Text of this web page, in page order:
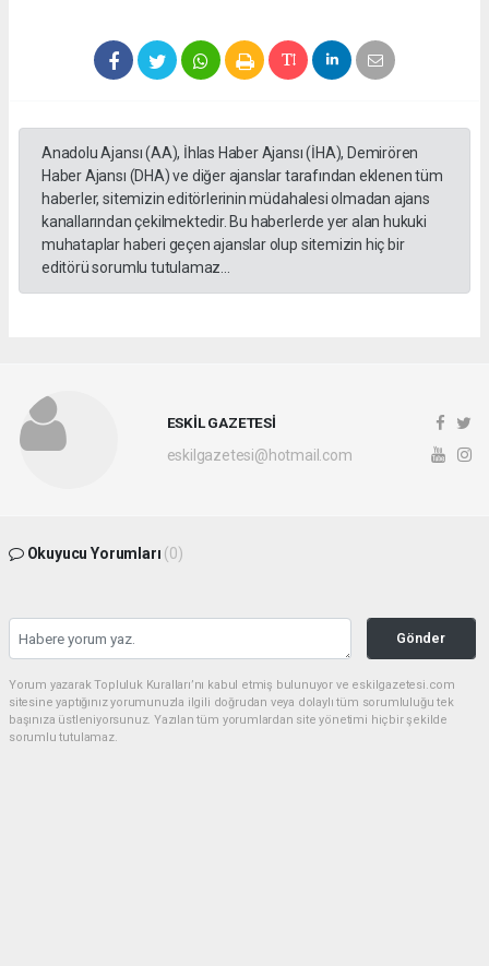
Anadolu Ajansı (AA), İhlas Haber Ajansı (İHA), Demirören
Haber Ajansı (DHA) ve diğer ajanslar tarafından eklenen tüm
haberler, sitemizin editörlerinin müdahalesi olmadan ajans
kanallarından çekilmektedir. Bu haberlerde yer alan hukuki
muhataplar haberi geçen ajanslar olup sitemizin hiç bir
editörü sorumlu tutulamaz...
ESKİL GAZETESİ
eskilgazetesi@hotmail.com
Okuyucu Yorumları (0)
Gönder
Yorum yazarak Topluluk Kuralları’nı kabul etmiş bulunuyor ve eskilgazetesi.com
sitesine yaptığınız yorumunuzla ilgili doğrudan veya dolaylı tüm sorumluluğu tek
başınıza üstleniyorsunuz. Yazılan tüm yorumlardan site yönetimi hiçbir şekilde
sorumlu tutulamaz.